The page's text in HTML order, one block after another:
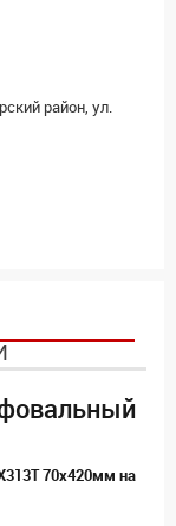
район, ул.
70х420мм на